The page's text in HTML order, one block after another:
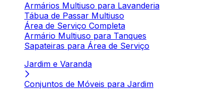
Armários Multiuso para Lavanderia
Tábua de Passar Multiuso
Área de Serviço Completa
Armário Multiuso para Tanques
Sapateiras para Área de Serviço
Jardim e Varanda
Conjuntos de Móveis para Jardim